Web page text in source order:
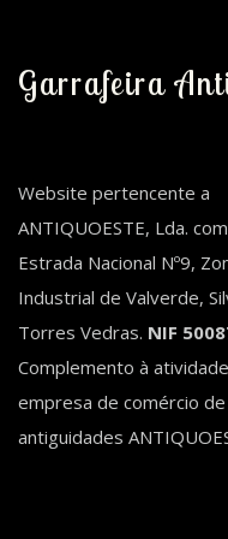
Garrafeira
Website pertencente a
ANTIQUOESTE, Lda.
Estrada Nacional Nº9,
Industrial de Valverde,
Torres Vedras. NIF
Complemento à
empresa de comércio de
antiguidades